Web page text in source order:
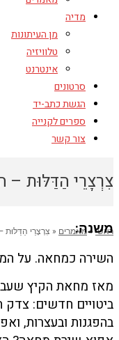
מדיה
מן העיתונות
טלוויזיה
אינטרנט
סרטונים
הגשת כתב-יד
ספרים לקנייה
צור קשר
צִרְצָרֵי הַדַּלּוּת –
ראשי «מאמרים « צִרְצָרֵי משנה:
השירה כמחאה. על
מאז מחאת הקיץ
ביטויים חדשים:
בהפגנות ובעצרות,